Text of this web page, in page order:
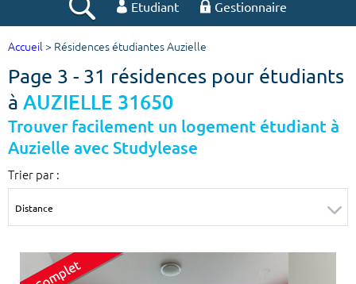
Etudiant Gestionnaire
Votre recherche
Ville, école
m²
Accueil > Résidences étudiantes Auzielle
Page 3 - 31 résidences pour étudiants
à AUZIELLE 31650
Trouver facilement un logement étudiant à
Auzielle avec Studylease
Trier par :